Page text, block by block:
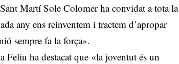
Martí Sole Colomer ha convidat a tota la
any ens reinventem i tractem d’apropar
sempre fa la força».
Feliu ha destacat que «la joventut és un